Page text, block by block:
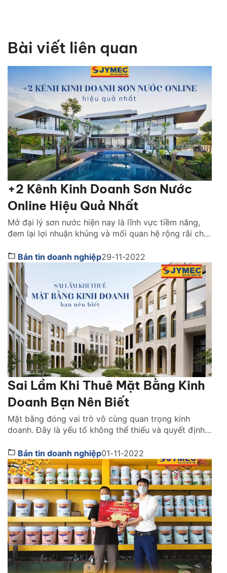
Bài viết liên quan
+2 Kênh Kinh Doanh Sơn Nước
Online Hiệu Quả Nhất
Mở đại lý sơn nước hiện nay là lĩnh vực tiềm năng,
đem lại lợi nhuận khủng và mối quan hệ rộng rãi cho
cũng là một mặt hàng kinh doanh online hót. Kinh
doanh sơn nước online hiện nay trở thành xu […]
Bản tin doanh nghiệp29-11-2022
Sai Lầm Khi Thuê Mặt Bằng Kinh
Doanh Bạn Nên Biết
Mặt bằng đóng vai trò vô cùng quan trọng kinh
doanh. Đây là yếu tố không thể thiếu và quyết định
doanh nghiệp. Có rất nhiều của hàng, doanh nghiệp
thua lỗ, đóng cửa hoặc chuyển địa điểm vì không
thể chi trả các […]
Bản tin doanh nghiệp01-11-2022